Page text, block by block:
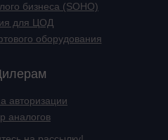
бизнеса (SOHO)
для ЦОД
оборудования
авторизации
аналогов